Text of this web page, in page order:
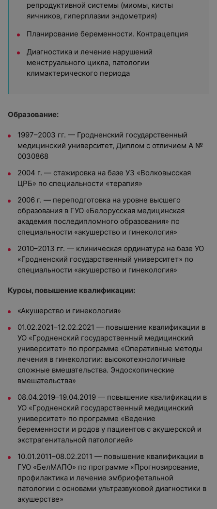
репродуктивной системы (миомы, кисты
яичников, гиперплазии эндометрия)
Планирование беременности. Контрацепция
Диагностика и лечение нарушений
менструального цикла, патологии
климактерического периода
Образование:
1997–2003 гг. — Гродненский государственный
медицинский университет, Диплом с отличием A №
0030868
2004 г. — стажировка на базе УЗ «Волковысская
ЦРБ» по специальности «терапия»
2006 г. — переподготовка на уровне высшего
образования в ГУО «Белорусская медицинская
академия последипломного образования» по
специальности «акушерство и гинекология»
2010–2013 гг. — клиническая ординатура на базе УО
«Гродненский государственный университет» по
специальности «акушерство и гинекология»
Курсы, повышение квалификации:
«Акушерство и гинекология»
01.02.2021–12.02.2021 — повышение квалификации в
УО «Гродненский государственный медицинский
университет» по программе «Оперативные методы
лечения в гинекологии: высокотехнологичные
сложные вмешательства. Эндоскопические
вмешательства»
08.04.2019–19.04.2019 — повышение квалификации в
УО «Гродненский государственный медицинский
университет» по программе «Ведение
беременности и родов у пациентов с акушерской и
экстрагенитальной патологией»
10.01.2011–08.02.2011 — повышение квалификации в
ГУО «БелМАПО» по программе «Прогнозирование,
профилактика и лечение эмбриофетальной
патологии с основами ультразвуковой диагностики в
акушерстве»